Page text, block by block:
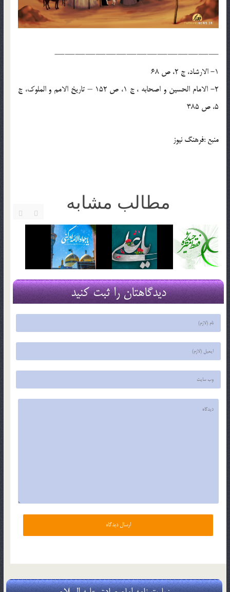
————————————————
1- الارشاد، ج 2، ص 68
2- الامام الحسین و اصحابه ، ج 1، ص 152 – تاریخ الامم و الملوک، ج
5، ص 385
منبع :فرهنگ نیوز
مطالب مشابه
دیدگاهتان را ثبت کنید